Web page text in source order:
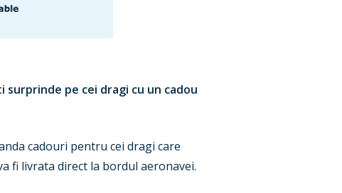
surprinde pe cei dragi cu un cadou
cadouri pentru cei dragi care
fi livrata direct la bordul aeronavei.